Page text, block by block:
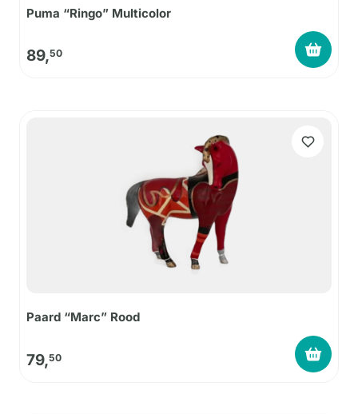
Puma “Ringo” Multicolor
89,50
Paard “Marc” Rood
79,50